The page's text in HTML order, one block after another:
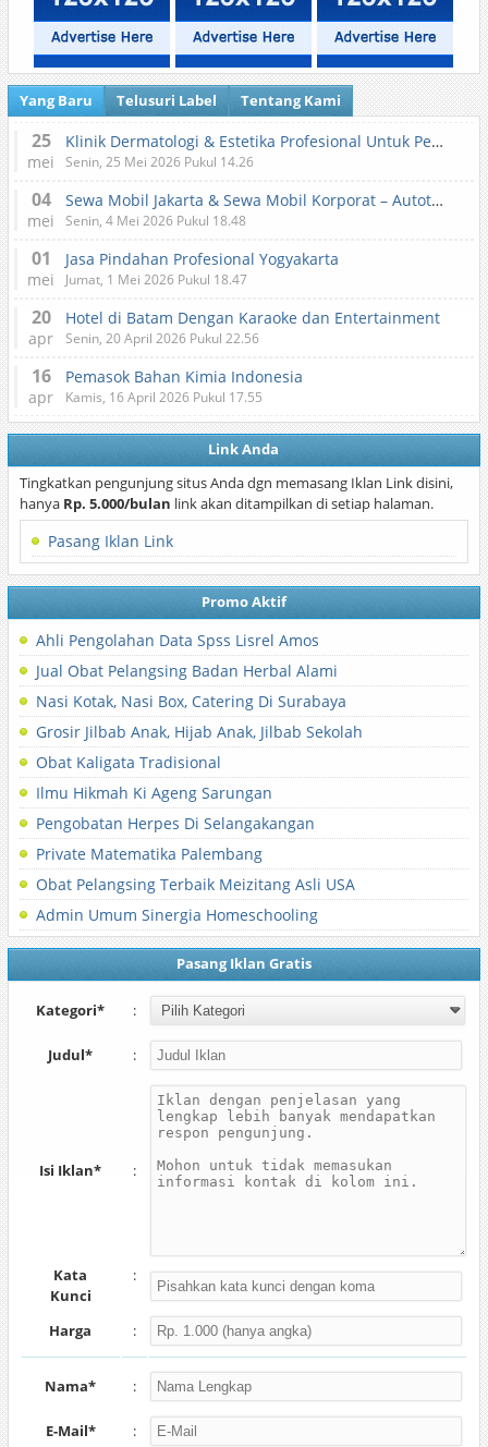
Yang Baru Telusuri Label Tentang Kami
25
mei
Klinik Dermatologi & Estetika Profesional Untuk Perawatan Kulit dan Kecantikan
Senin, 25 Mei 2026 Pukul 14.26
04
mei
Sewa Mobil Jakarta & Sewa Mobil Korporat – Autotranz Indonesia
Senin, 4 Mei 2026 Pukul 18.48
01
mei
Jasa Pindahan Profesional Yogyakarta
Jumat, 1 Mei 2026 Pukul 18.47
20
apr
Hotel di Batam Dengan Karaoke dan Entertainment
Senin, 20 April 2026 Pukul 22.56
16
apr
Pemasok Bahan Kimia Indonesia
Kamis, 16 April 2026 Pukul 17.55
Link Anda
Tingkatkan pengunjung situs Anda dgn memasang Iklan Link disini,
hanya Rp. 5.000/bulan link akan ditampilkan di setiap halaman.
Pasang Iklan Link
Promo Aktif
Ahli Pengolahan Data Spss Lisrel Amos
Jual Obat Pelangsing Badan Herbal Alami
Nasi Kotak, Nasi Box, Catering Di Surabaya
Grosir Jilbab Anak, Hijab Anak, Jilbab Sekolah
Obat Kaligata Tradisional
Ilmu Hikmah Ki Ageng Sarungan
Pengobatan Herpes Di Selangakangan
Private Matematika Palembang
Obat Pelangsing Terbaik Meizitang Asli USA
Admin Umum Sinergia Homeschooling
Pasang Iklan Gratis
Kategori* :
Judul* :
Isi Iklan* :
Kata
Kunci
:
Harga :
Nama* :
E-Mail* :